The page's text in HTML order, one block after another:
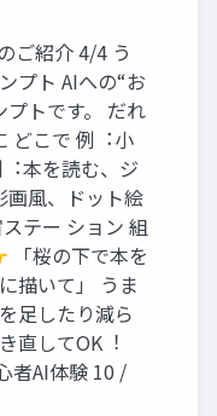
ご紹介 4/4 う
プト AIへの“お
トです。 だれ
どこで 例︓⼩
本を読む、ジ
画⾵、ドット絵
テー ション 組
「桜の下で本を
描いて」 うま
⾜したり減ら
直してOK︕
者AI体験 10 /